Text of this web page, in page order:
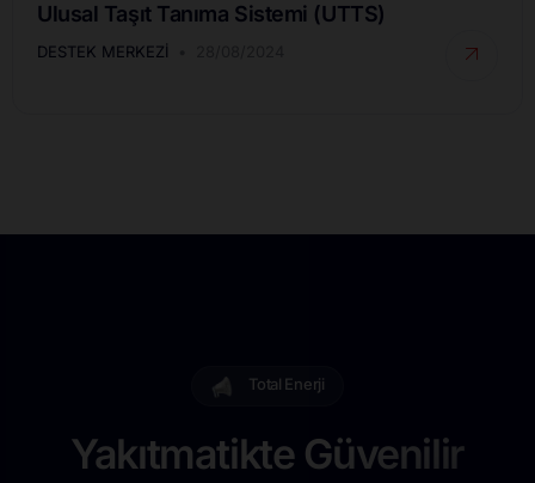
Ulusal Taşıt Tanıma Sistemi (UTTS)
DESTEK MERKEZI
Total Enerji
Yakıtmatikte Güvenilir